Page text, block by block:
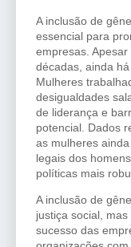
A inclusão de
essencial para
empresas.
décadas, ainda
Mulheres
desigualdades
de liderança e
potencial. Dados
as mulheres
legais dos
políticas mais
A inclusão de
justiça social,
sucesso das